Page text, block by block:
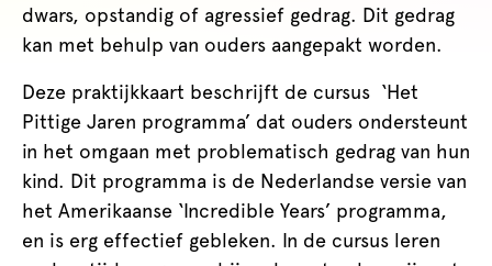
dwars, opstandig of agressief gedrag. Dit gedrag
kan met behulp van ouders aangepakt worden.
Deze praktijkkaart beschrijft de cursus ‘Het
Pittige Jaren programma’ dat ouders ondersteunt
in het omgaan met problematisch gedrag van hun
kind. Dit programma is de Nederlandse versie van
het Amerikaanse ‘Incredible Years’ programma,
en is erg effectief gebleken. In de cursus leren